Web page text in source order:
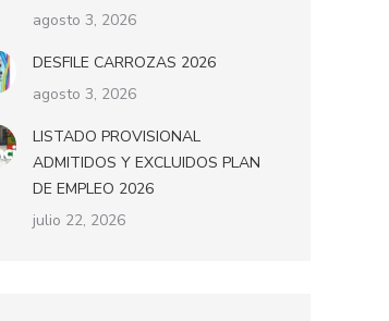
agosto 3, 2026
DESFILE CARROZAS 2026
agosto 3, 2026
LISTADO PROVISIONAL
ADMITIDOS Y EXCLUIDOS PLAN
DE EMPLEO 2026
julio 22, 2026